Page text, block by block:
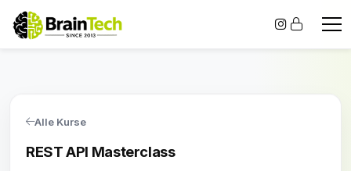
Alle Kurse
REST API Masterclass